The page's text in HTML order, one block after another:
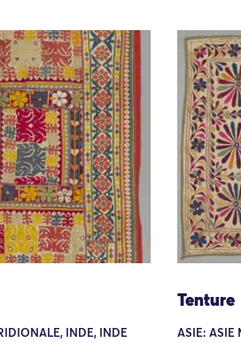
INDE, INDE
Tenture
ASIE: ASIE